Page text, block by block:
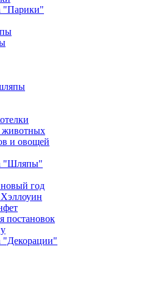
"Парики"
и овощей
"Шляпы"
год
постановок
"Декорации"